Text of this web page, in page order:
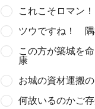
これこそロマン
ツウですね！
この方が築城を
康
お城の資材運搬
何故いるのかご